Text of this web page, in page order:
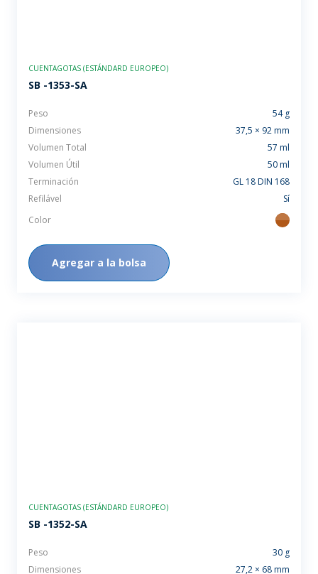
CUENTAGOTAS (ESTÁNDARD EUROPEO)
SB -1353-SA
Peso
54 g
Dimensiones
37,5 × 92 mm
Volumen Total
57 ml
Volumen Útil
50 ml
Terminación
GL 18 DIN 168
Refilável
Sí
Color
ambar
Agregar a la bolsa
CUENTAGOTAS (ESTÁNDARD EUROPEO)
SB -1352-SA
Peso
30 g
Dimensiones
27,2 × 68 mm